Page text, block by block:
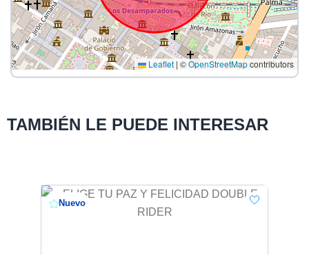
Leaflet | ©OpenStreetMapcontributors
TAMBIÉN LE PUEDE INTERESAR
Nuevo